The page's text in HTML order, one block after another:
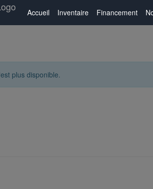
Accueil Inventaire Financement
plus disponible.